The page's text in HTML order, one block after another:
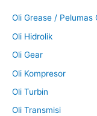
Oli Grease / Pelumas
Oli Hidrolik
Oli Gear
Oli Kompresor
Oli Turbin
Oli Transmisi